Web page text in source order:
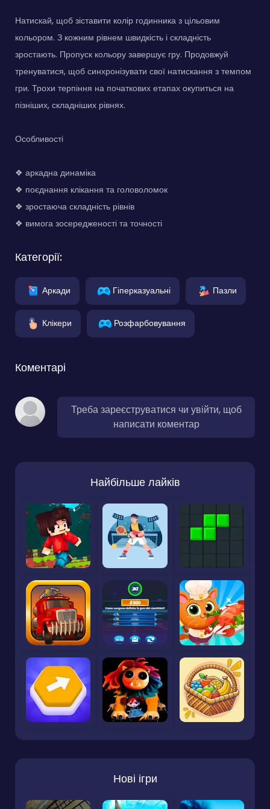
Натискай, щоб зіставити колір годинника з цільовим
кольором. З кожним рівнем швидкість і складність
зростають. Пропуск кольору завершує гру. Продовжуй
тренуватися, щоб синхронізувати свої натискання з темпом
гри. Трохи терпіння на початкових етапах окупиться на
пізніших, складніших рівнях.
Особливості
❖ аркадна динаміка
❖ поєднання клікання та головоломок
❖ зростаюча складність рівнів
❖ вимога зосередженості та точності
Категорії:
Аркади Гіперказуальні Пазли
Клікери Розфарбовування
Коментарі
Треба зареєструватися чи увійти, щоб
написати коментар
Найбільше лайків
Нові ігри